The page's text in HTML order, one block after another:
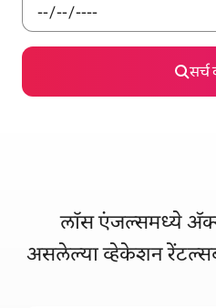
सर्च
लॉस एंजल्समध्ये
असलेल्या व्हेकेशन